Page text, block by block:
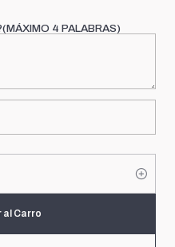
4 PALABRAS)
Carro